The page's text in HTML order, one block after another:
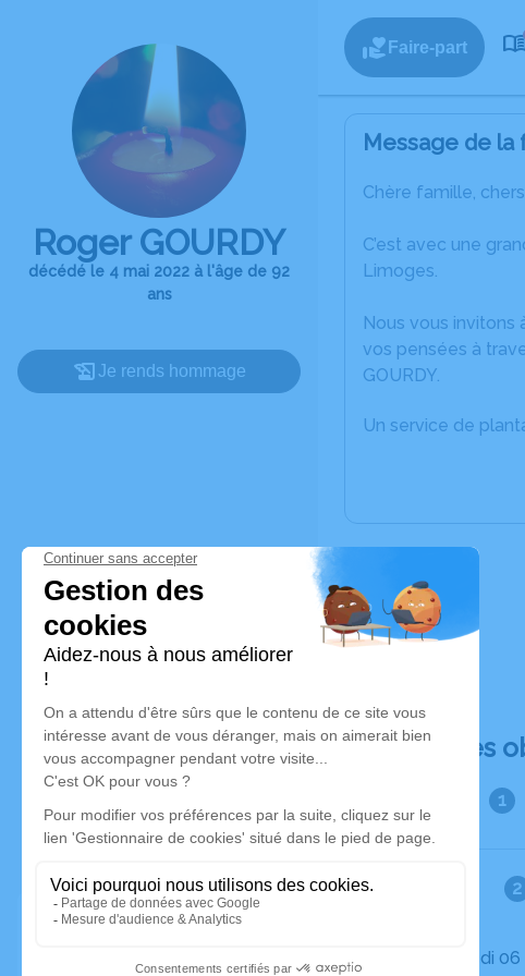
Roger GOURDY
décédé le 4 mai 2022 à l'âge de 92
ans
Je rends hommage
Faire-part
Message de la
Chère famille,
C’est avec une
Limoges.
Nous vous
vos pensées à
GOURDY.
Un service de
Déroulé des
Le vendredi